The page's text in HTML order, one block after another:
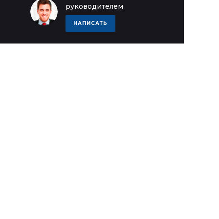
руководителем
НАПИСАТЬ